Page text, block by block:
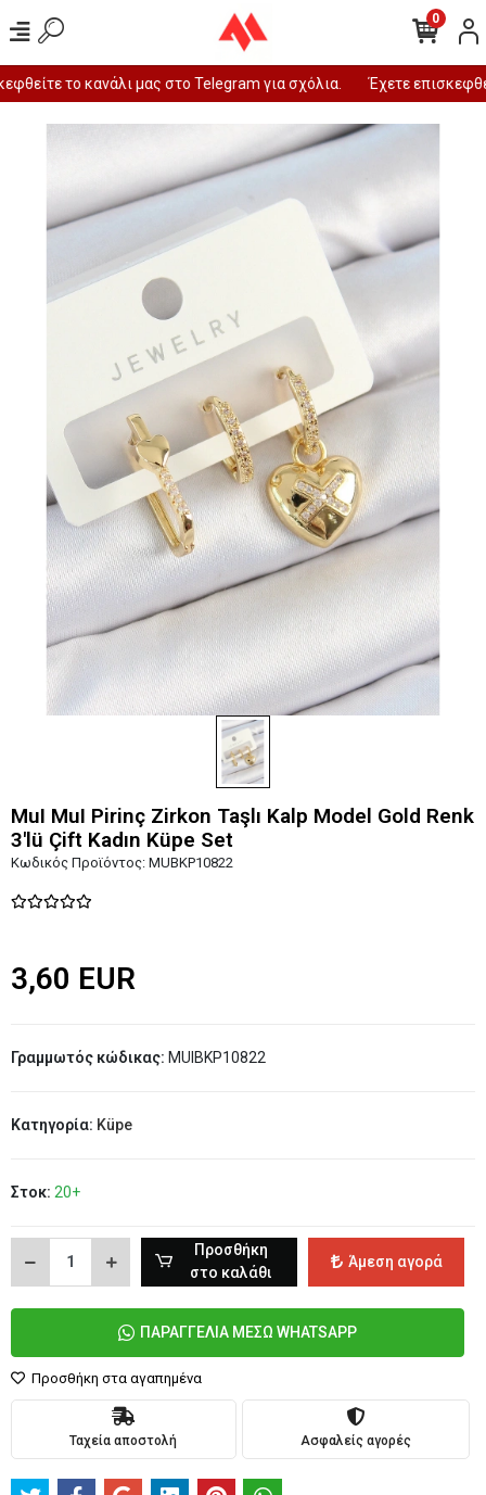
το κανάλι μας στο Telegram για σχόλια. Έχετε
0
MuI MuI Pirinç Zirkon Taşlı Kalp Model Gold Renk
3'lü Çift Kadın Küpe Set
Κωδικός Προϊόντος: MUBKP10822
3,60 EUR
Γραμμωτός κώδικας: MUIBKP10822
Κατηγορία: Küpe
Στοκ: 20+
Προσθήκη
στο καλάθι
Άμεση αγορά
ΠΑΡΑΓΓΕΛΙΑ ΜΕΣΩ WHATSAPP
Προσθήκη στα αγαπημένα
Ταχεία αποστολή Ασφαλείς αγορές